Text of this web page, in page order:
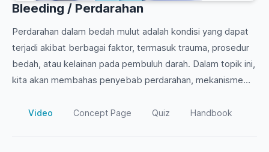
Bleeding / Perdarahan
Perdarahan dalam bedah mulut adalah kondisi yang dapat
terjadi akibat berbagai faktor, termasuk trauma, prosedur
bedah, atau kelainan pada pembuluh darah. Dalam topik ini,
kita akan membahas penyebab perdarahan, mekanisme
pengendaliannya untuk memastikan keamanan pasien. Yuk,
Video Concept Page Quiz Handbook